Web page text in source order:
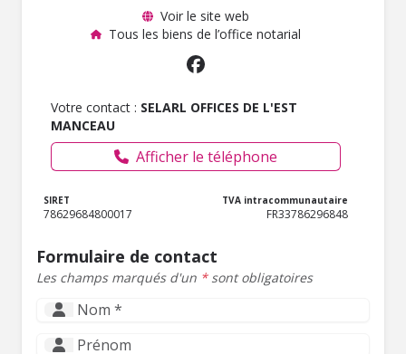
Voir le site web
Tous les biens de l’office notarial
Votre contact : SELARL OFFICES DE L'EST
MANCEAU
Afficher le téléphone
SIRET
78629684800017
TVA intracommunautaire
FR33786296848
Formulaire de contact
Les champs marqués d'un *sont obligatoires